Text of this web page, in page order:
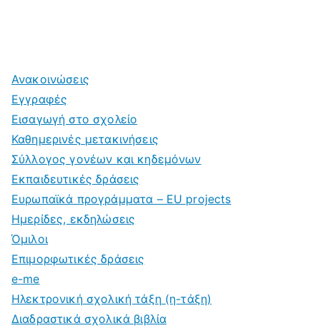
Ανακοινώσεις
Εγγραφές
Εισαγωγή στο σχολείο
Καθημερινές μετακινήσεις
Σύλλογος γονέων και κηδεμόνων
Εκπαιδευτικές δράσεις
Ευρωπαϊκά προγράμματα – EU projects
Ημερίδες, εκδηλώσεις
Όμιλοι
Επιμορφωτικές δράσεις
e-me
Ηλεκτρονική σχολική τάξη (η-τάξη)
Διαδραστικά σχολικά βιβλία